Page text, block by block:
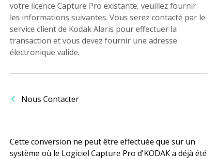
votre licence Capture Pro existante, veuillez fournir
les informations suivantes. Vous serez contacté par le
service client de Kodak Alaris pour effectuer la
transaction et vous devez fournir une adresse
électronique valide.
Nous Contacter
Cette conversion ne peut être effectuée que sur un
système où le Logiciel Capture Pro d'KODAK a déjà été